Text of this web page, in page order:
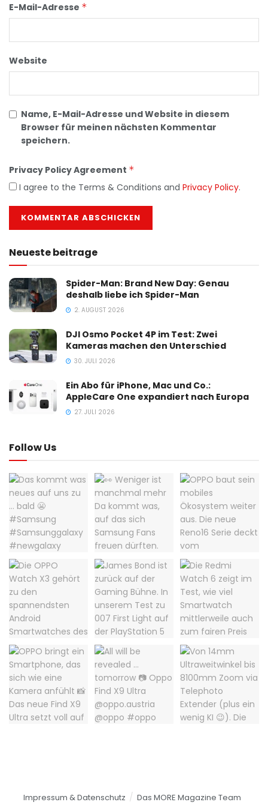
E-Mail-Adresse *
Website
Name, E-Mail-Adresse und Website in diesem
Browser für meinen nächsten Kommentar
speichern.
Privacy Policy Agreement *
I agree to the Terms & Conditions and Privacy Policy.
Neueste beitrage
Spider-Man: Brand New Day: Genau
deshalb liebe ich Spider-Man
2. AUGUST 2026
DJI Osmo Pocket 4P im Test: Zwei
Kameras machen den Unterschied
30. JULI 2026
Ein Abo für iPhone, Mac und Co.:
AppleCare One expandiert nach Europa
27. JULI 2026
Follow Us
Impressum & Datenschutz Das MORE Magazine Team